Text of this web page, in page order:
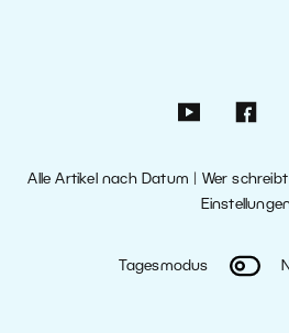
Alle Artikel nach Datum Wer
Tagesmodus